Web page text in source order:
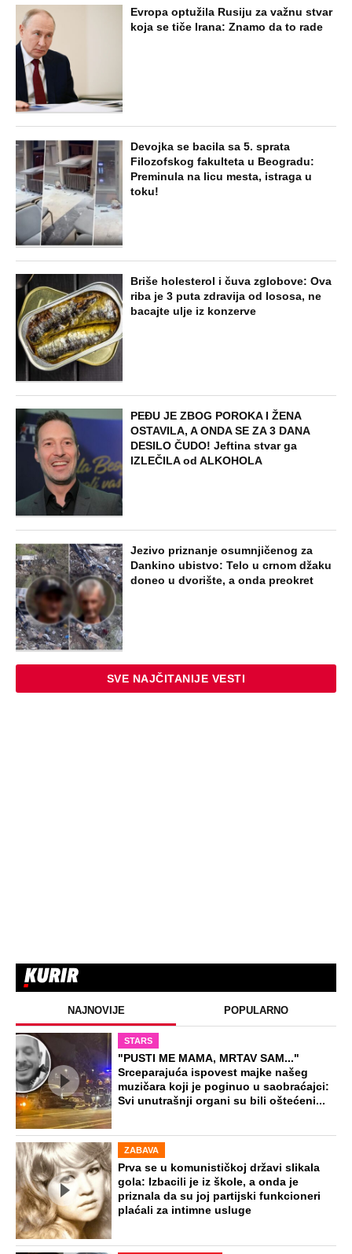
Evropa optužila Rusiju za važnu stvar
koja se tiče Irana: Znamo da to rade
Devojka se bacila sa 5. sprata
Filozofskog fakulteta u Beogradu:
Preminula na licu mesta, istraga u
toku!
Briše holesterol i čuva zglobove: Ova
riba je 3 puta zdravija od lososa, ne
bacajte ulje iz konzerve
PEĐU JE ZBOG POROKA I ŽENA
OSTAVILA, A ONDA SE ZA 3 DANA
DESILO ČUDO! Jeftina stvar ga
IZLEČILA od ALKOHOLA
Jezivo priznanje osumnjičenog za
Dankino ubistvo: Telo u crnom džaku
doneo u dvorište, a onda preokret
SVE NAJČITANIJE VESTI
NAJNOVIJE POPULARNO
STARS
"PUSTI ME MAMA, MRTAV SAM..."
Srceparajuća ispovest majke našeg
muzičara koji je poginuo u saobraćajci:
Svi unutrašnji organi su bili oštećeni...
ZABAVA
Prva se u komunističkoj državi slikala
gola: Izbacili je iz škole, a onda je
priznala da su joj partijski funkcioneri
plaćali za intimne usluge